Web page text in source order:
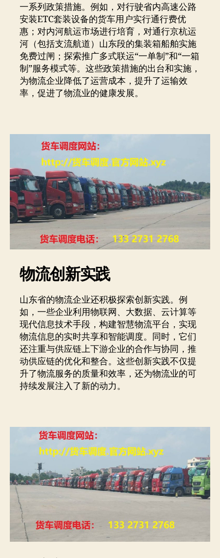
一系列政策措施。例如，对行驶省内高速公路
安装ETC套装设备的货车用户实行通行费优
惠；对内河航运市场进行培育，对通行京杭运
河（包括支流航道）山东段的集装箱船舶实施
免费过闸；探索推广多式联运“一单制”和“一箱
制”服务模式等。这些政策措施的出台和实施，
为物流企业降低了运营成本，提升了运输效
率，促进了物流业的健康发展。
物流创新实践
山东省的物流企业还积极探索创新实践。例
如，一些企业利用物联网、大数据、云计算等
现代信息技术手段，构建智慧物流平台，实现
物流信息的实时共享和智能调度。同时，它们
还注重与供应链上下游企业的合作与协同，推
动供应链的优化和整合。这些创新实践不仅提
升了物流服务的质量和效率，还为物流业的可
持续发展注入了新的动力。